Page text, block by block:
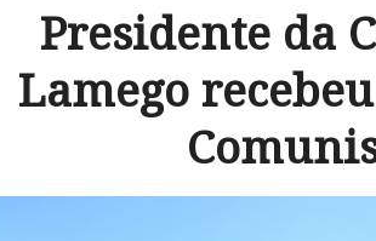
Presidente da
Lamego